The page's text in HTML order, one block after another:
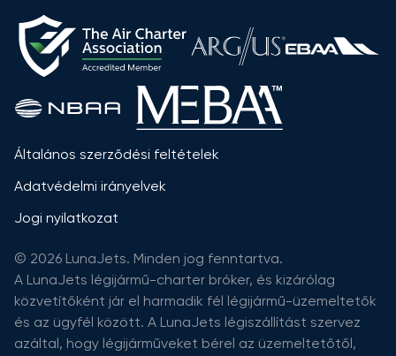
Általános szerződési feltételek
Adatvédelmi irányelvek
Jogi nyilatkozat
© 2026 LunaJets. Minden jog fenntartva.
A LunaJets légijármű-charter bróker, és kizárólag
közvetítőként jár el harmadik fél légijármű-üzemeltetők
és az ügyfél között. A LunaJets légiszállítást szervez
azáltal, hogy légijárműveket bérel az üzemeltetőtől,